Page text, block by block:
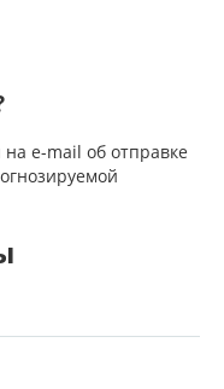
e-mail об отправке